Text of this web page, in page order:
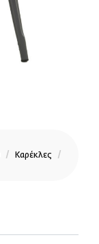
Καρέκλες